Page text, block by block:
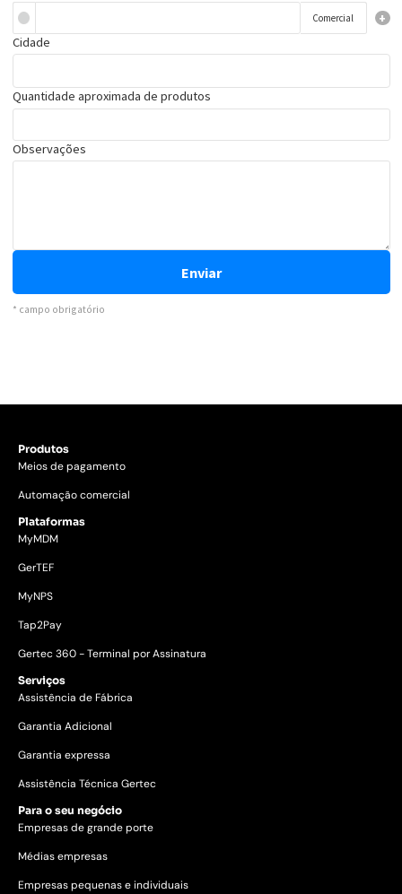
Produtos
Meios de pagamento
Automação comercial
Plataformas
MyMDM
GerTEF
MyNPS
Tap2Pay
Gertec 360 - Terminal por Assinatura
Serviços
Assistência de Fábrica
Garantia Adicional
Garantia expressa
Assistência Técnica Gertec
Para o seu negócio
Empresas de grande porte
Médias empresas
Empresas pequenas e individuais